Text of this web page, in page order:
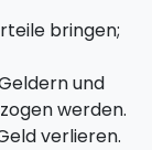
bringen;
und
werden.
verlieren.